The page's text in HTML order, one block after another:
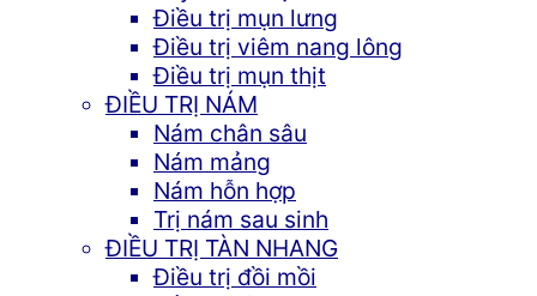
Điều trị mụn lưng
Điều trị viêm nang lông
Điều trị mụn thịt
ĐIỀU TRỊ NÁM
Nám chân sâu
Nám mảng
Nám hỗn hợp
Trị nám sau sinh
ĐIỀU TRỊ TÀN NHANG
Điều trị đồi mồi